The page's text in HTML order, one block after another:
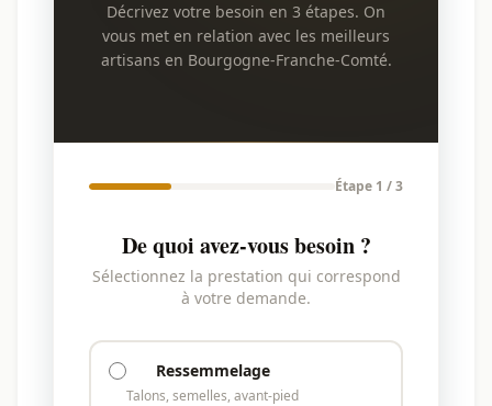
Décrivez votre besoin en 3 étapes. On
vous met en relation avec les meilleurs
artisans en Bourgogne-Franche-Comté.
Étape 1 / 3
De quoi avez-vous besoin ?
Sélectionnez la prestation qui correspond
à votre demande.
Ressemmelage
Talons, semelles, avant-pied